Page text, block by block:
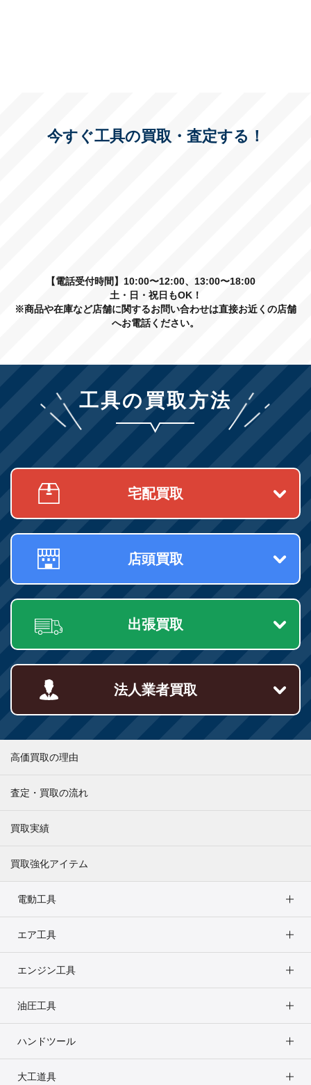
今すぐ工具の買取・査定する！
【電話受付時間】10:00〜12:00、13:00〜18:00
土・日・祝日もOK！
※商品や在庫など店舗に関するお問い合わせは直接お近くの店舗
へお電話ください。
工具の買取方法
宅配買取
店頭買取
出張買取
法人業者買取
高価買取の理由
査定・買取の流れ
買取実績
買取強化アイテム
電動工具
エア工具
エンジン工具
油圧工具
ハンドツール
大工道具